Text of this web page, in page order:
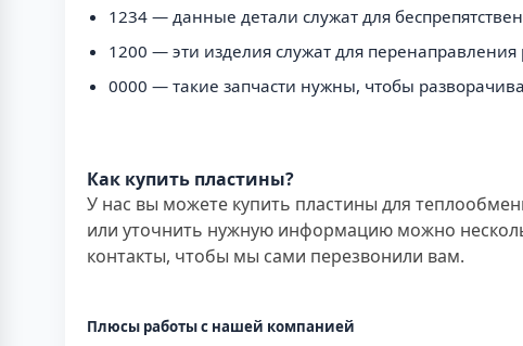
1234 — данные детали служат для
1200 — эти изделия служат для
0000 — такие запчасти нужны, чтобы
Как купить пластины?
У нас вы можете купить пластины для
или уточнить нужную информацию можно
контакты, чтобы мы сами перезвонили вам.
Плюсы работы с нашей компанией